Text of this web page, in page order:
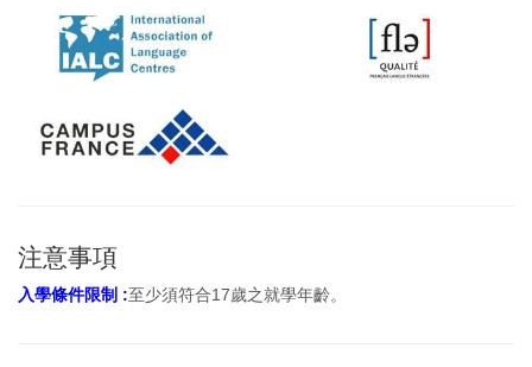
注意事項
入學條件限制 :至少須符合17歲之就學年齡。